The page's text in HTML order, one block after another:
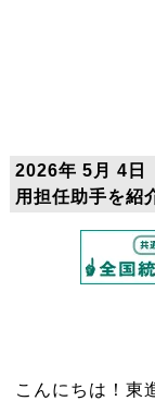
2026年 5月 4日
用担任助手を紹
こんにちは！東